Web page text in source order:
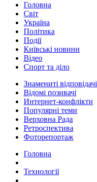
Головна
Світ
Україна
Політика
Події
Київські новини
Відео
Спорт та діло
Знамениті відповідачі
Відомі позивачі
Интернет-конфлікти
Популярні теми
Верховна Рада
Ретроспектива
Фоторепортаж
Головна
Технології